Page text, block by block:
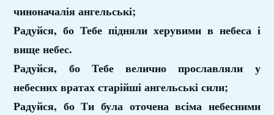
чиноначалія ангельські;
Радуйся, бо Тебе підняли херувими в небеса і
вище небес.
Радуйся, бо Тебе велично прославляли у
небесних вратах старійші ангельські сили;
Радуйся, бо Ти була оточена всіма небесними